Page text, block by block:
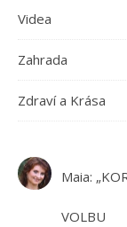
Videa
Zahrada
Zdraví a Krása
Maia:
VOLBU